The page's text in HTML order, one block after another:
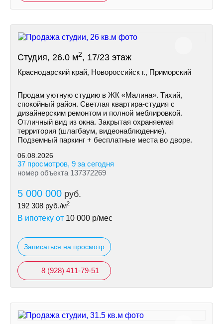
Студия, 26.0 м2, 17/23 этаж
Краснодарский край, Новороссийск г., Приморский
Продам уютную студию в ЖК «Малина». Тихий,
спокойный район. Светлая квартира-студия с
дизайнерским ремонтом и полной меблировкой.
Отличный вид из окна. Закрытая охраняемая
территория (шлагбаум, видеонаблюдение).
Подземный паркинг + бесплатные места во дворе.
06.08.2026
37 просмотров, 9 за сегодня
номер объекта 137372269
5 000 000 руб.
192 308 руб./м2
В ипотеку от 10 000 р/мес
Записаться на просмотр
8 (928) 411-79-51